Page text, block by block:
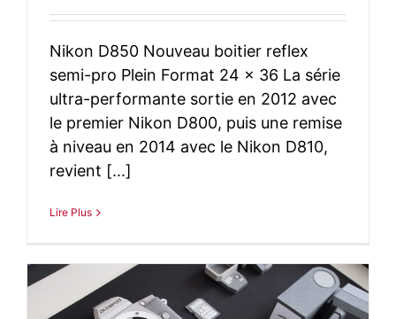
Nikon D850 Nouveau boitier reflex
semi-pro Plein Format 24 x 36 La série
ultra-performante sortie en 2012 avec
le premier Nikon D800, puis une remise
à niveau en 2014 avec le Nikon D810,
revient [...]
Lire Plus